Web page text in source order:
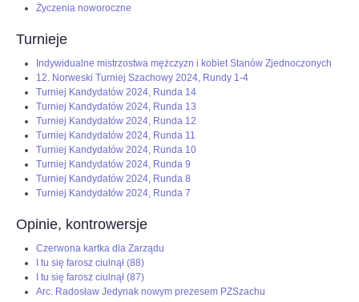
Życzenia noworoczne
Turnieje
Indywidualne mistrzostwa mężczyzn i kobiet Stanów Zjednoczonych
12. Norweski Turniej Szachowy 2024, Rundy 1-4
Turniej Kandydatów 2024, Runda 14
Turniej Kandydatów 2024, Runda 13
Turniej Kandydatów 2024, Runda 12
Turniej Kandydatów 2024, Runda 11
Turniej Kandydatów 2024, Runda 10
Turniej Kandydatów 2024, Runda 9
Turniej Kandydatów 2024, Runda 8
Turniej Kandydatów 2024, Runda 7
Opinie, kontrowersje
Czerwona kartka dla Zarządu
I tu się farosz ciulnął (88)
I tu się farosz ciulnął (87)
Arc. Radosław Jedynak nowym prezesem PZSzachu